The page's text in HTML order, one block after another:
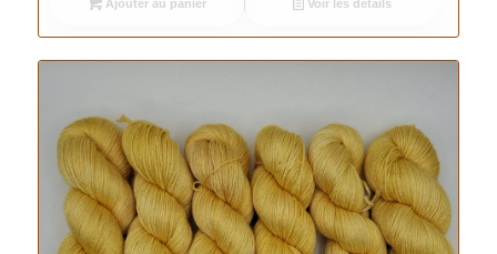
Ajouter au panier Voir les détails